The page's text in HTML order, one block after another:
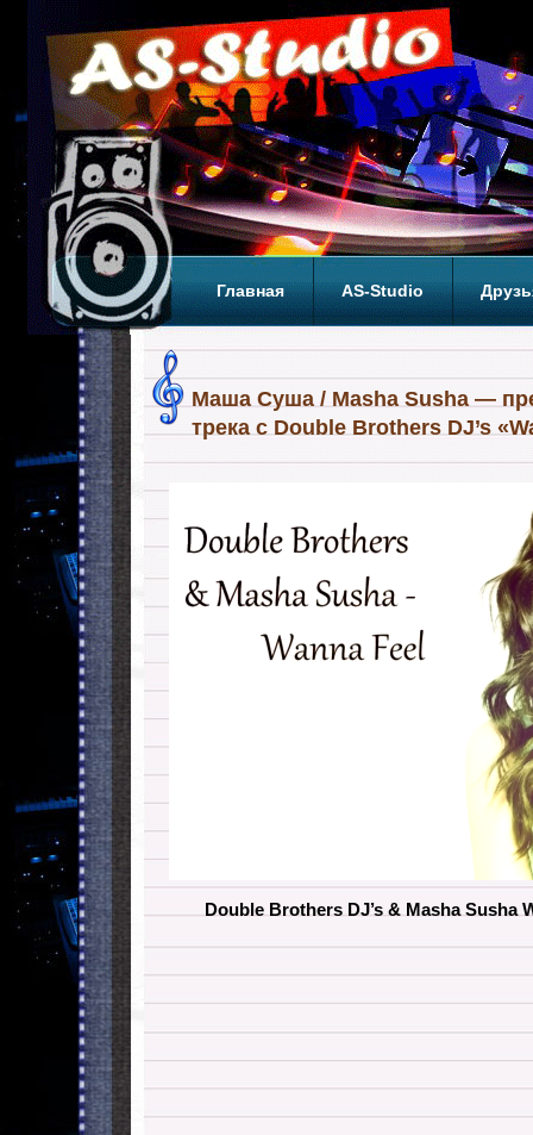
Главная AS-Studio
Маша Суша / Masha Susha —
трека с Double Brothers DJ’s
Double Brothers DJ’s & Masha Susha